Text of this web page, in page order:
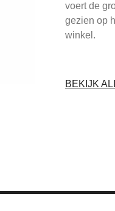
voert de
gezien op
winkel.
BEKIJK